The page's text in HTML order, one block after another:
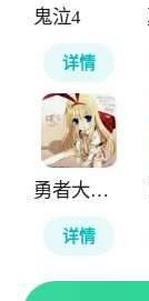
鬼泣4
详情
勇者大战魔物娘
详情